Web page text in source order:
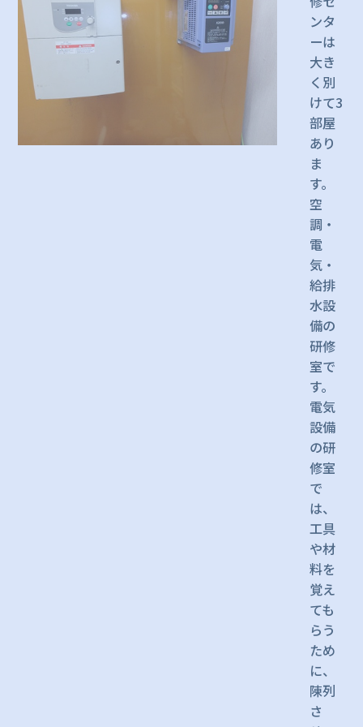
ンタ
ーは
大き
く別
けて3
部屋
あり
ま
す。
空
調・
電
気・
給排
水設
備の
研修
室で
す。
電気
設備
の研
修室
で
は、
工具
や材
料を
覚え
ても
らう
ため
に、
陳列
さ